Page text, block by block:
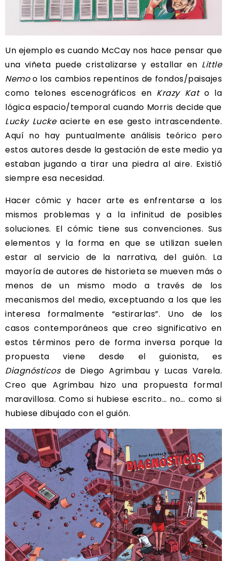
Un ejemplo es cuando McCay nos hace pensar que
una viñeta puede cristalizarse y estallar en Little
Nemoo los cambios repentinos de fondos/paisajes
como telones escenográficos en Krazy Kato la
lógica espacio/temporal cuando Morris decide que
Lucky Luckeacierte en ese gesto intrascendente.
Aquí no hay puntualmente análisis teórico pero
estos autores desde la gestación de este medio ya
estaban jugando a tirar una piedra al aire. Existió
siempre esa necesidad.
Hacer cómic y hacer arte es enfrentarse a los
mismos problemas y a la infinitud de posibles
soluciones. El cómic tiene sus convenciones. Sus
elementos y la forma en que se utilizan suelen
estar al servicio de la narrativa, del guión. La
mayoría de autores de historieta se mueven más o
menos de un mismo modo a través de los
mecanismos del medio, exceptuando a los que les
interesa formalmente “estirarlas”. Uno de los
casos contemporáneos que creo significativo en
estos términos pero de forma inversa porque la
propuesta viene desde el guionista, es
Diagnósticosde Diego Agrimbau y Lucas Varela.
Creo que Agrimbau hizo una propuesta formal
maravillosa. Como si hubiese escrito… no… como si
hubiese dibujado con el guión.